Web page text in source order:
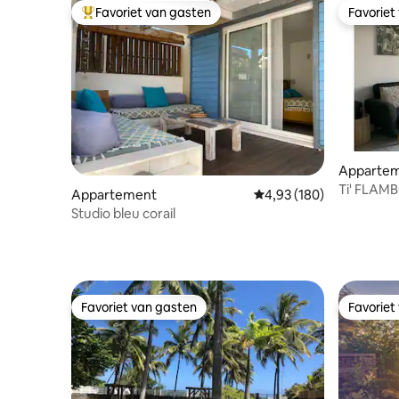
Topfavoriet van gasten
Favoriet van gasten
Appartement Gemiddelde
4,93 (180)
Studio bleu corail
Ti'
Favoriet van gasten
Favoriet van gasten